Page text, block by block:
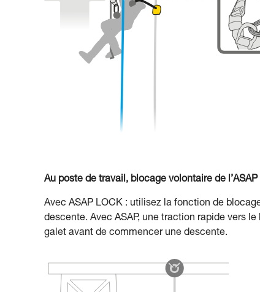
Au poste de travail, blocage volontaire de
Avec ASAP LOCK : utilisez la fonction de
descente. Avec ASAP, une traction rapide vers
galet avant de commencer une descente.